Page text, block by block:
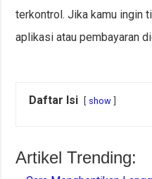
terkontrol. Jika kamu ingin
aplikasi atau pembayaran
Daftar Isi show
Artikel Trending: